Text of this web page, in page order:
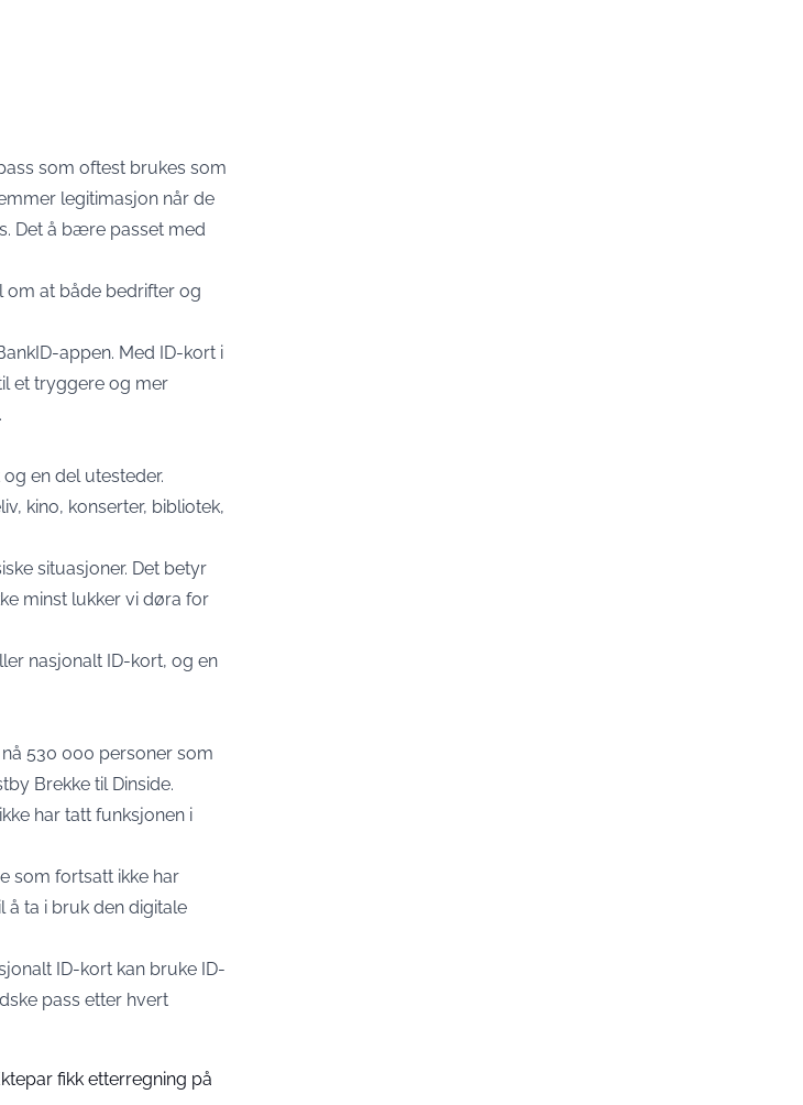
som oftest brukes som
legitimasjon når de
Det å bære passet med
om at både bedrifter og
appen. Med ID-kort i
et tryggere og mer
en del utesteder.
kino, konserter, bibliotek,
situasjoner. Det betyr
minst lukker vi døra for
nasjonalt ID-kort, og en
530 000 personer som
Brekke til Dinside.
har tatt funksjonen i
som fortsatt ikke har
å ta i bruk den digitale
ID-kort kan bruke ID-
pass etter hvert
fikk etterregning på